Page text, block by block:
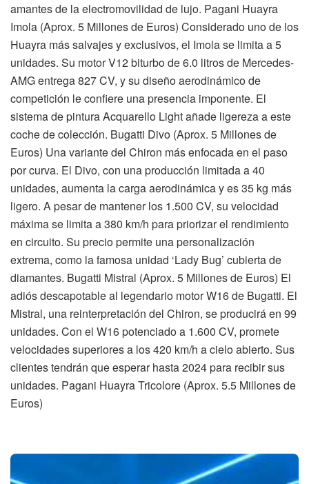
amantes de la electromovilidad de lujo. Pagani Huayra
Imola (Aprox. 5 Millones de Euros) Considerado uno de los
Huayra más salvajes y exclusivos, el Imola se limita a 5
unidades. Su motor V12 biturbo de 6.0 litros de Mercedes-
AMG entrega 827 CV, y su diseño aerodinámico de
competición le confiere una presencia imponente. El
sistema de pintura Acquarello Light añade ligereza a este
coche de colección. Bugatti Divo (Aprox. 5 Millones de
Euros) Una variante del Chiron más enfocada en el paso
por curva. El Divo, con una producción limitada a 40
unidades, aumenta la carga aerodinámica y es 35 kg más
ligero. A pesar de mantener los 1.500 CV, su velocidad
máxima se limita a 380 km/h para priorizar el rendimiento
en circuito. Su precio permite una personalización
extrema, como la famosa unidad ‘Lady Bug’ cubierta de
diamantes. Bugatti Mistral (Aprox. 5 Millones de Euros) El
adiós descapotable al legendario motor W16 de Bugatti. El
Mistral, una reinterpretación del Chiron, se producirá en 99
unidades. Con el W16 potenciado a 1.600 CV, promete
velocidades superiores a los 420 km/h a cielo abierto. Sus
clientes tendrán que esperar hasta 2024 para recibir sus
unidades. Pagani Huayra Tricolore (Aprox. 5.5 Millones de
Euros)